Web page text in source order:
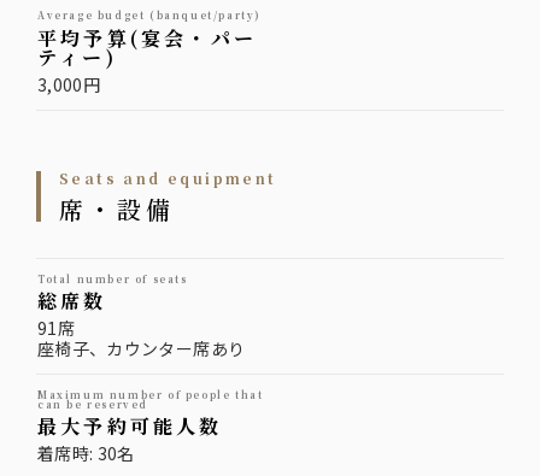
average budget (banquet/party)
平均予算(宴会・パー
ティー)
3,000円
Seats and equipment
席・設備
total number of seats
総席数
91席
座椅子、カウンター席あり
maximum number of people that
can be reserved
最大予約可能人数
着席時: 30名